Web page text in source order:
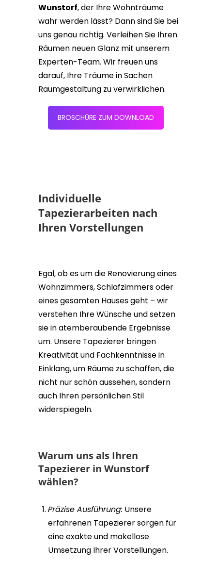
Wunstorf, der Ihre Wohnträume
wahr werden lässt? Dann sind Sie bei
uns genau richtig. Verleihen Sie Ihren
Räumen neuen Glanz mit unserem
Experten-Team. Wir freuen uns
darauf, Ihre Träume in Sachen
Raumgestaltung zu verwirklichen.
BROSCHÜRE ZUM DOWNLOAD
Individuelle
Tapezierarbeiten nach
Ihren Vorstellungen
Egal, ob es um die Renovierung eines
Wohnzimmers, Schlafzimmers oder
eines gesamten Hauses geht – wir
verstehen Ihre Wünsche und setzen
sie in atemberaubende Ergebnisse
um. Unsere Tapezierer bringen
Kreativität und Fachkenntnisse in
Einklang, um Räume zu schaffen, die
nicht nur schön aussehen, sondern
auch Ihren persönlichen Stil
widerspiegeln.
Warum uns als Ihren
Tapezierer in Wunstorf
wählen?
Präzise Ausführung: Unsere
erfahrenen Tapezierer sorgen für
eine exakte und makellose
Umsetzung Ihrer Vorstellungen.